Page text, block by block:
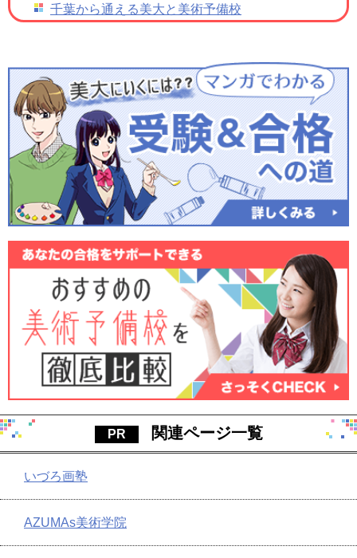
千葉から通える美大と美術予備校
関連ページ一覧
いづろ画塾
AZUMAs美術学院